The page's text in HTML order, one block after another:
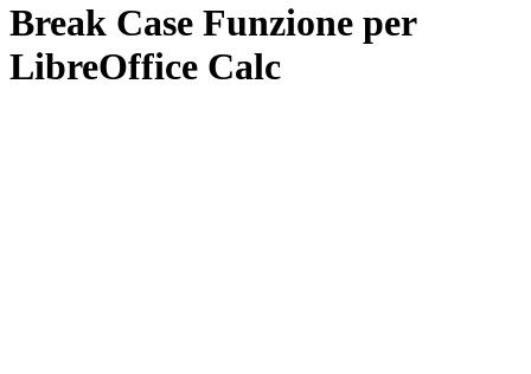
Break Case Funzione per
LibreOffice Calc